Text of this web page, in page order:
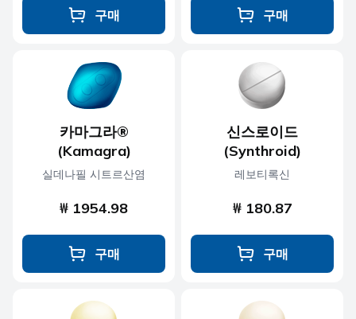
구매 구매
카마그라®
(Kamagra)
실데나필 시트르산염
₩ 1954.98
구매
신스로이드
(Synthroid)
레보티록신
₩ 180.87
구매